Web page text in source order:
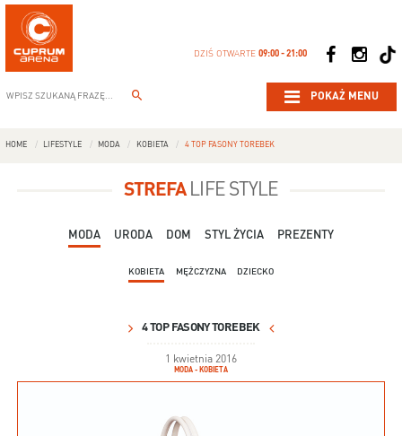
DZIŚ OTWARTE09:00 - 21:00
POKAŻ MENU
HOME LIFESTYLE MODA KOBIETA 4 TOP FASONY TOREBEK
STREFALIFE STYLE
MODA URODA DOM STYL ŻYCIA PREZENTY
KOBIETA MĘŻCZYZNA DZIECKO
4 TOP FASONY TOREBEK
1 kwietnia 2016
MODA - KOBIETA